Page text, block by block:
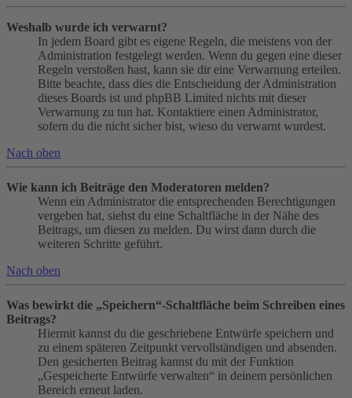
Weshalb wurde ich verwarnt?
In jedem Board gibt es eigene Regeln, die meistens von der
Administration festgelegt werden. Wenn du gegen eine dieser
Regeln verstoßen hast, kann sie dir eine Verwarnung erteilen.
Bitte beachte, dass dies die Entscheidung der Administration
dieses Boards ist und phpBB Limited nichts mit dieser
Verwarnung zu tun hat. Kontaktiere einen Administrator,
sofern du die nicht sicher bist, wieso du verwarnt wurdest.
Nach oben
Wie kann ich Beiträge den Moderatoren melden?
Wenn ein Administrator die entsprechenden Berechtigungen
vergeben hat, siehst du eine Schaltfläche in der Nähe des
Beitrags, um diesen zu melden. Du wirst dann durch die
weiteren Schritte geführt.
Nach oben
Was bewirkt die „Speichern“-Schaltfläche beim Schreiben eines
Beitrags?
Hiermit kannst du die geschriebene Entwürfe speichern und
zu einem späteren Zeitpunkt vervollständigen und absenden.
Den gesicherten Beitrag kannst du mit der Funktion
„Gespeicherte Entwürfe verwalten“ in deinem persönlichen
Bereich erneut laden.